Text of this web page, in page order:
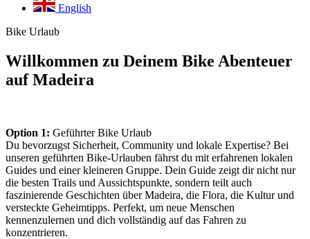
English
Bike Urlaub
Willkommen zu Deinem Bike Abenteuer
auf Madeira
Option 1: Geführter Bike Urlaub
Du bevorzugst Sicherheit, Community und lokale Expertise? Bei
unseren geführten Bike-Urlauben fährst du mit erfahrenen lokalen
Guides und einer kleineren Gruppe. Dein Guide zeigt dir nicht nur
die besten Trails und Aussichtspunkte, sondern teilt auch
faszinierende Geschichten über Madeira, die Flora, die Kultur und
versteckte Geheimtipps. Perfekt, um neue Menschen
kennenzulernen und dich vollständig auf das Fahren zu
konzentrieren.